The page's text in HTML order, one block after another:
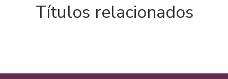
Títulos relacionados